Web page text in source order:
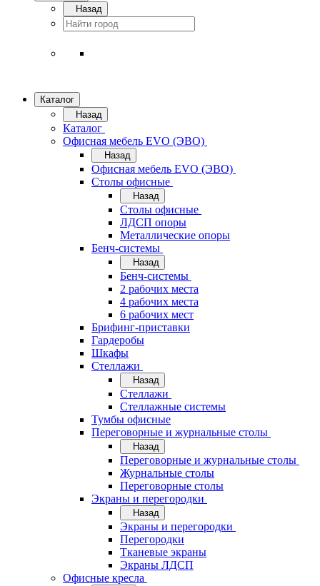
Назад
Каталог
Назад
Каталог
Офисная мебель EVO (ЭВО)
Назад
Офисная мебель EVO (ЭВО)
Cтолы офисные
Назад
Cтолы офисные
ЛДСП опоры
Металлические опоры
Бенч-системы
Назад
Бенч-системы
2 рабочих места
4 рабочих места
6 рабочих мест
Брифинг-приставки
Гардеробы
Шкафы
Стеллажи
Назад
Стеллажи
Стеллажные системы
Тумбы офисные
Переговорные и журнальные столы
Назад
Переговорные и журнальные столы
Журнальные столы
Переговорные столы
Экраны и перегородки
Назад
Экраны и перегородки
Перегородки
Тканевые экраны
Экраны ЛДСП
Офисные кресла